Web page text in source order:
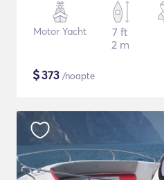
Motor Yacht
7 ft
2 m
$373 /noapte